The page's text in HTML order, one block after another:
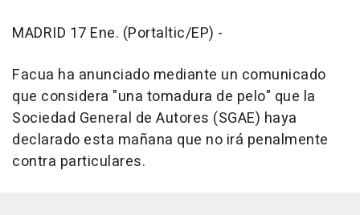
MADRID 17 Ene. (Portaltic/EP) -
Facua ha anunciado mediante un comunicado
que considera "una tomadura de pelo" que la
Sociedad General de Autores (SGAE) haya
declarado esta mañana que no irá penalmente
contra particulares.